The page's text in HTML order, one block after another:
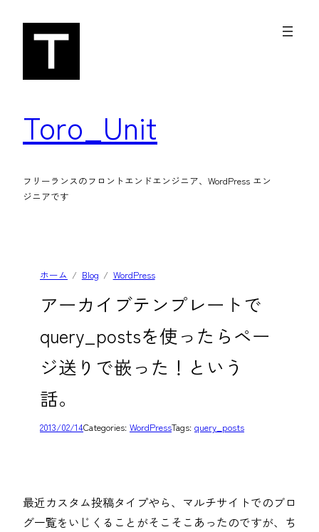
Toro_Unit
フリーランスのフロントエンドエンジニア、WordPress エン
ジニアです
ホーム Blog WordPress
アーカイブテンプレートで
query_postsを使ったらペー
ジ送りで嵌った！という
話。
2013/02/14Categories: WordPressTags: query_posts
最近カスタム投稿タイプやら、マルチサイトでのブロ
グ一覧をいじくることがそこそこあったのですが、ち